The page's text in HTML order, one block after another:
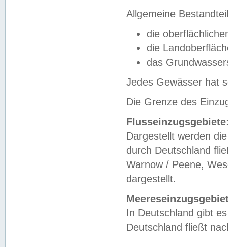
Allgemeine
die
die
das
Jedes Gewässer hat
Die Grenze des
Dargestellt werden
durch Deutschland
Warnow / Peene,
dargestellt.
In Deutschland gibt
Deutschland fließt